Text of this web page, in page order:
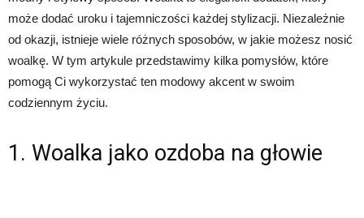
może dodać uroku i tajemniczości każdej stylizacji. Niezależnie
od okazji, istnieje wiele różnych sposobów, w jakie możesz nosić
woalkę. W tym artykule przedstawimy kilka pomysłów, które
pomogą Ci wykorzystać ten modowy akcent w swoim
codziennym życiu.
1. Woalka jako ozdoba na głowie